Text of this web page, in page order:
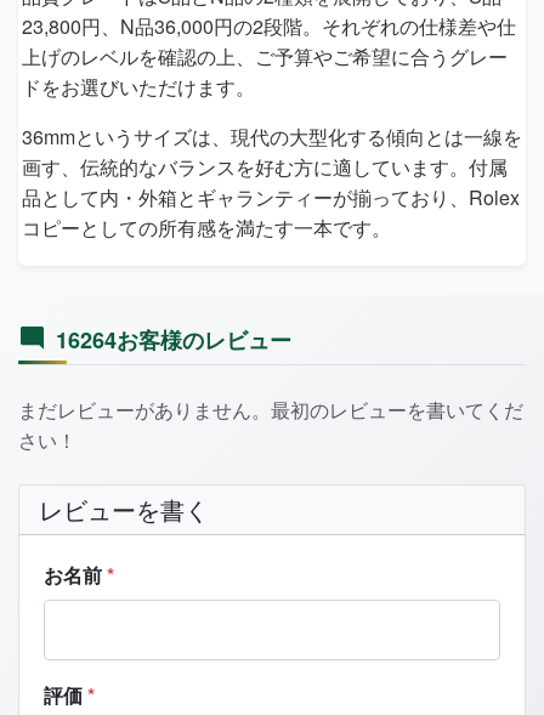
23,800円、N品36,000円の2段階。それぞれの仕様差や仕
上げのレベルを確認の上、ご予算やご希望に合うグレー
ドをお選びいただけます。
36mmというサイズは、現代の大型化する傾向とは一線を
画す、伝統的なバランスを好む方に適しています。付属
品として内・外箱とギャランティーが揃っており、Rolex
コピーとしての所有感を満たす一本です。
16264お客様のレビュー
まだレビューがありません。最初のレビューを書いてくだ
さい！
レビューを書く
お名前*
評価*